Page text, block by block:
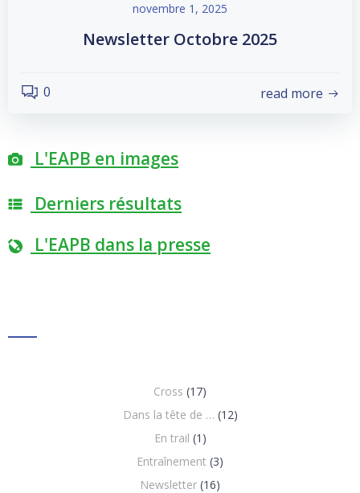
novembre 1, 2025
Newsletter Octobre 2025
0 read more
L'EAPB en images
Derniers résultats
L'EAPB dans la presse
Cross (17)
Dans la tête de … (12)
En trail (1)
Entraînement (3)
Newsletter (16)